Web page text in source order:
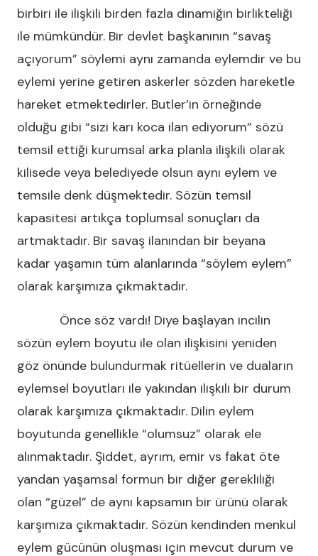
birbiri ile ilişkili birden fazla dinamiğin birlikteliği
ile mümkündür. Bir devlet başkanının “savaş
açıyorum” söylemi aynı zamanda eylemdir ve bu
eylemi yerine getiren askerler sözden hareketle
hareket etmektedirler. Butler’in örneğinde
olduğu gibi “sizi karı koca ilan ediyorum” sözü
temsil ettiği kurumsal arka planla ilişkili olarak
kilisede veya belediyede olsun aynı eylem ve
temsile denk düşmektedir. Sözün temsil
kapasitesi artıkça toplumsal sonuçları da
artmaktadır. Bir savaş ilanından bir beyana
kadar yaşamın tüm alanlarında “söylem eylem”
olarak karşımıza çıkmaktadır.
Önce söz vardı! Diye başlayan incilin
sözün eylem boyutu ile olan ilişkisini yeniden
göz önünde bulundurmak ritüellerin ve duaların
eylemsel boyutları ile yakından ilişkili bir durum
olarak karşımıza çıkmaktadır. Dilin eylem
boyutunda genellikle “olumsuz” olarak ele
alınmaktadır. Şiddet, ayrım, emir vs fakat öte
yandan yaşamsal formun bir diğer gerekliliği
olan “güzel” de aynı kapsamın bir ürünü olarak
karşımıza çıkmaktadır. Sözün kendinden menkul
eylem gücünün oluşması için mevcut durum ve